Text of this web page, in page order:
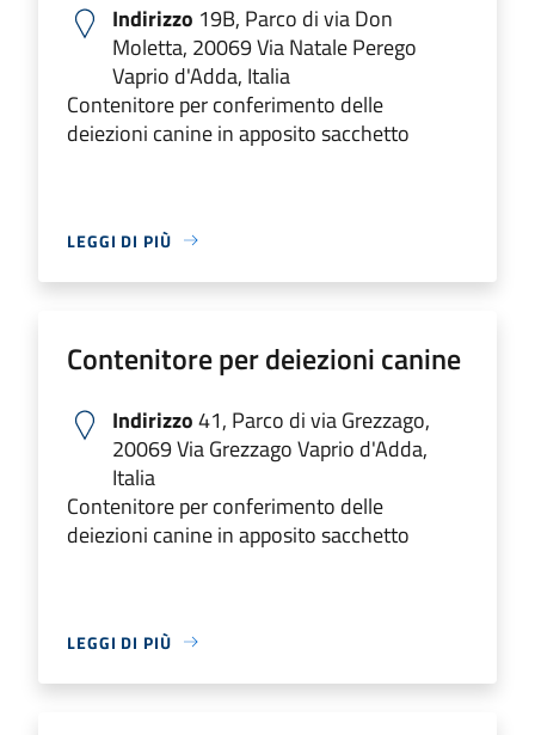
Indirizzo 19B, Parco di via Don
Moletta, 20069 Via Natale Perego
Vaprio d'Adda, Italia
Contenitore per conferimento delle
deiezioni canine in apposito sacchetto
LEGGI DI PIÙ
Contenitore per deiezioni canine
Indirizzo41, Parco di via Grezzago,
20069 Via Grezzago Vaprio d'Adda,
Italia
Contenitore per conferimento delle
deiezioni canine in apposito sacchetto
LEGGI DI PIÙ